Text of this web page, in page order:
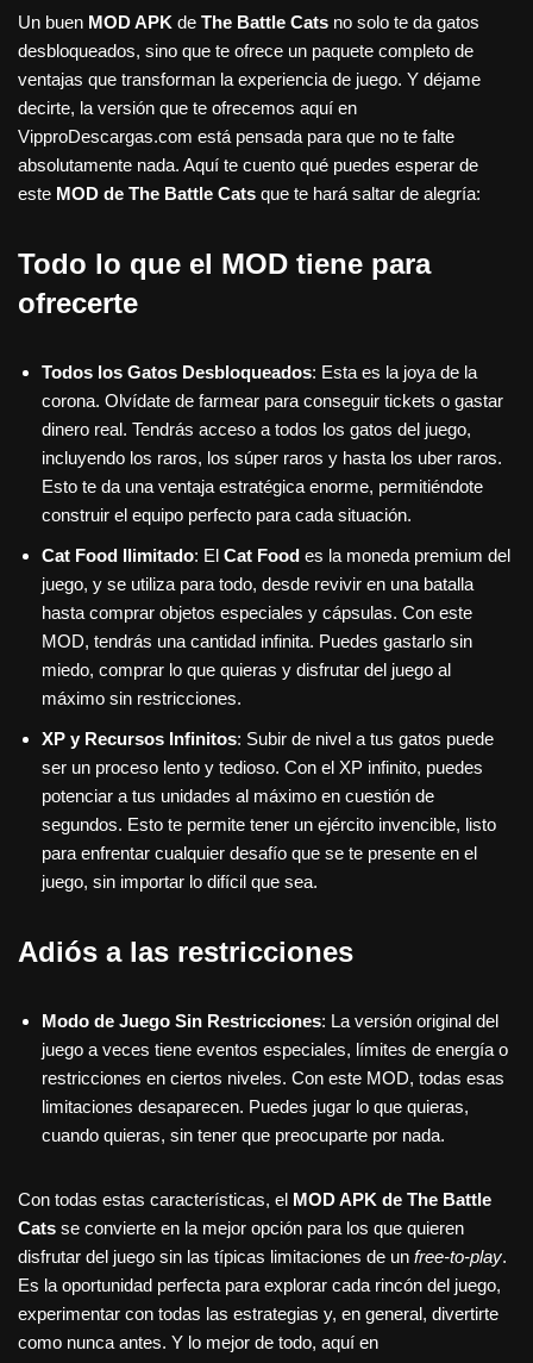
Un buen MOD APK de The Battle Cats no solo te da gatos
desbloqueados, sino que te ofrece un paquete completo de
ventajas que transforman la experiencia de juego. Y déjame
decirte, la versión que te ofrecemos aquí en
VipproDescargas.com está pensada para que no te falte
absolutamente nada. Aquí te cuento qué puedes esperar de
este MOD de The Battle Cats que te hará saltar de alegría:
Todo lo que el MOD tiene para
ofrecerte
Todos los Gatos Desbloqueados: Esta es la joya de la
corona. Olvídate de farmear para conseguir tickets o gastar
dinero real. Tendrás acceso a todos los gatos del juego,
incluyendo los raros, los súper raros y hasta los uber raros.
Esto te da una ventaja estratégica enorme, permitiéndote
construir el equipo perfecto para cada situación.
Cat Food Ilimitado: El Cat Food es la moneda premium del
juego, y se utiliza para todo, desde revivir en una batalla
hasta comprar objetos especiales y cápsulas. Con este
MOD, tendrás una cantidad infinita. Puedes gastarlo sin
miedo, comprar lo que quieras y disfrutar del juego al
máximo sin restricciones.
XP y Recursos Infinitos: Subir de nivel a tus gatos puede
ser un proceso lento y tedioso. Con el XP infinito, puedes
potenciar a tus unidades al máximo en cuestión de
segundos. Esto te permite tener un ejército invencible, listo
para enfrentar cualquier desafío que se te presente en el
juego, sin importar lo difícil que sea.
Adiós a las restricciones
Modo de Juego Sin Restricciones: La versión original del
juego a veces tiene eventos especiales, límites de energía o
restricciones en ciertos niveles. Con este MOD, todas esas
limitaciones desaparecen. Puedes jugar lo que quieras,
cuando quieras, sin tener que preocuparte por nada.
Con todas estas características, el MOD APK de The Battle
Cats se convierte en la mejor opción para los que quieren
disfrutar del juego sin las típicas limitaciones de un free-to-play.
Es la oportunidad perfecta para explorar cada rincón del juego,
experimentar con todas las estrategias y, en general, divertirte
como nunca antes. Y lo mejor de todo, aquí en